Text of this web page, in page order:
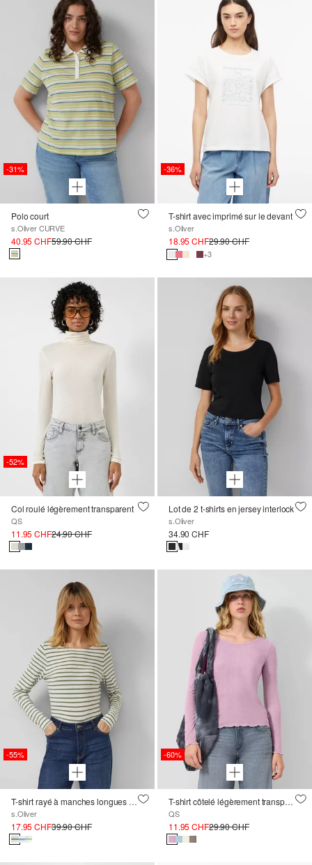
-31%
Polo court
s.Oliver CURVE
40.95 CHF59.90 CHF
-36%
T-shirt avec imprimé sur le devant
s.Oliver
18.95 CHF29.90 CHF
+3
-52%
Col roulé légèrement transparent
QS
11.95 CHF24.90 CHF
Lot de 2 t-shirts en jersey interlock
s.Oliver
34.90 CHF
-55%
T-shirt rayé à manches longues en laine flammée avec encolure bateau
s.Oliver
17.95 CHF39.90 CHF
-60%
T-shirt côtelé légèrement transparent
QS
11.95 CHF29.90 CHF